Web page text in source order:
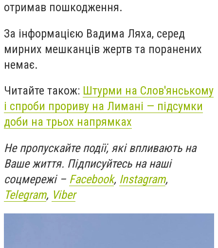
отримав пошкодження.
За інформацією Вадима Ляха, серед
мирних мешканців жертв та поранених
немає.
Читайте також: Штурми на Слов'янському
і спроби прориву на Лимані — підсумки
доби на трьох напрямках
Не пропускайте події, які впливають на
Ваше життя. Підписуйтесь на наші
соцмережі – Facebook, Instagram,
Telegram, Viber